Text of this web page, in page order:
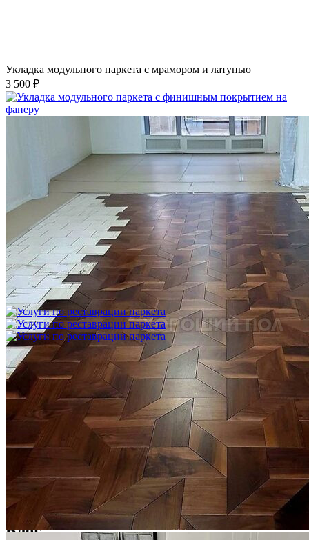
Укладка модульного паркета с мрамором и латунью
3 500 ₽
Укладка модульного паркета с финишным покрытием на
фанеру
3 600 ₽
Услуги по реставрации паркета
1 500 ₽
Блог